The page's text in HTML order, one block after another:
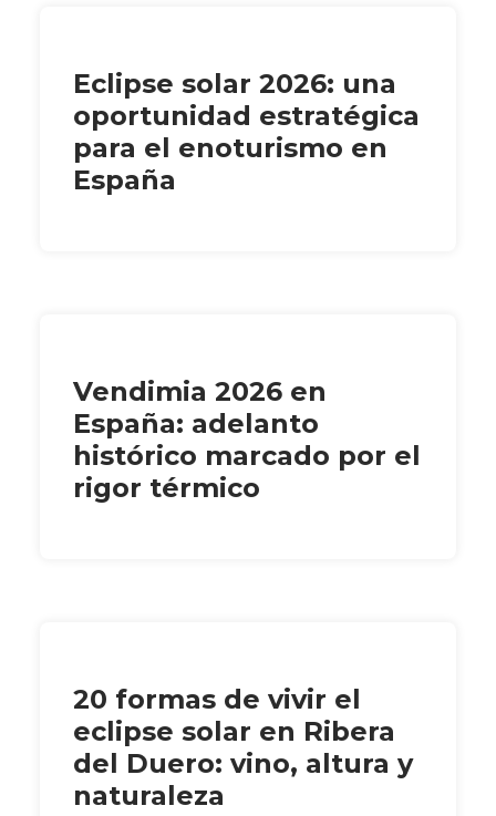
Eclipse solar 2026: una
oportunidad estratégica
para el enoturismo en
España
Vendimia 2026 en
España: adelanto
histórico marcado por el
rigor térmico
20 formas de vivir el
eclipse solar en Ribera
del Duero: vino, altura y
naturaleza